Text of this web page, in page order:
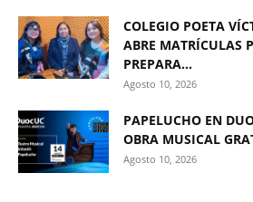
COLEGIO POETA
ABRE MATRÍCULAS
PREPARA...
Agosto 10, 2026
PAPELUCHO EN
OBRA MUSICAL
Agosto 10, 2026